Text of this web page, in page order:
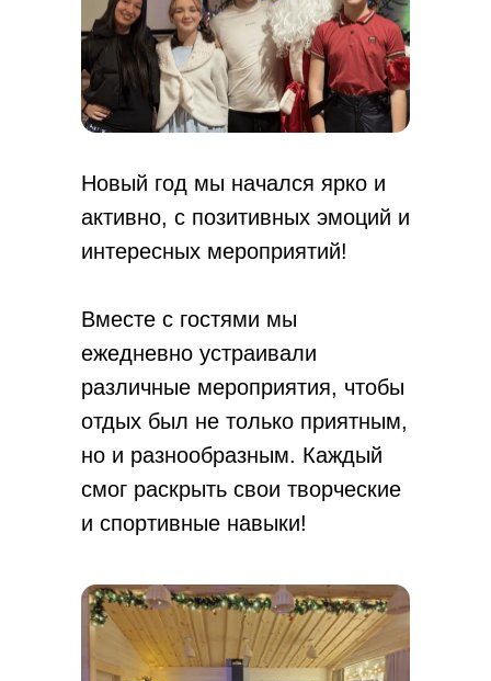
Новый год мы начался ярко и
активно, с позитивных эмоций и
интересных мероприятий!
Вместе с гостями мы
ежедневно устраивали
различные мероприятия, чтобы
отдых был не только приятным,
но и разнообразным. Каждый
смог раскрыть свои творческие
и спортивные навыки!